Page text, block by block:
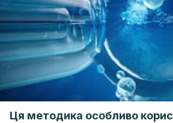
Ця методика особливо